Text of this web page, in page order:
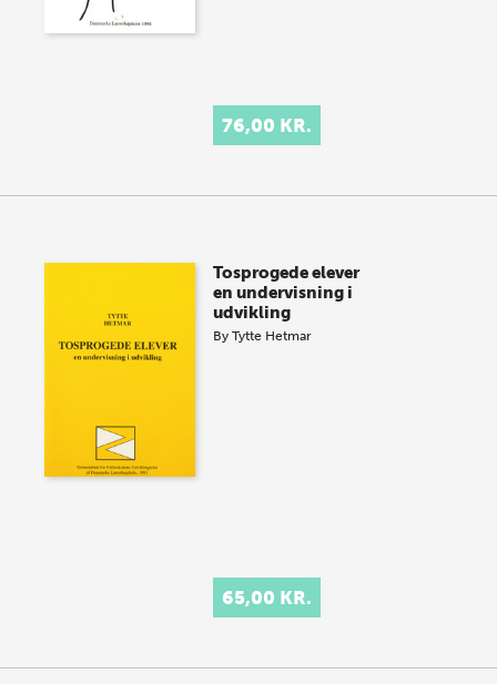
76,00 KR.
Tosprogede elever
en undervisning i
udvikling
ByTytte Hetmar
65,00 KR.